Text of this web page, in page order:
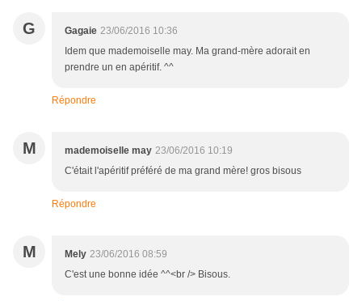
G Gagaie 23/06/2016 10:36
Idem que mademoiselle may. Ma grand-mère adorait en
prendre un en apéritif. ^^
Répondre
M mademoiselle may 23/06/2016 10:19
C'était l'apéritif préféré de ma grand mère! gros bisous
Répondre
M Mely 23/06/2016 08:59
C'est une bonne idée ^^<br /> Bisous.